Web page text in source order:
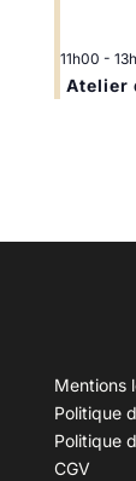
11h00 -
Atelier
Mentions
Politique
Politique
CGV